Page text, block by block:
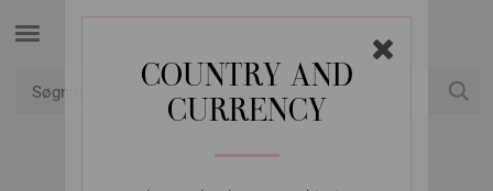
COUNTRY AND
CURRENCY